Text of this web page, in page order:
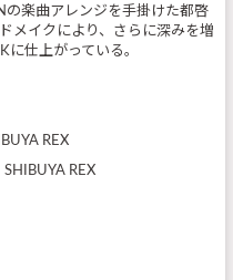
の楽曲アレンジを手掛けた都啓
メイクにより、さらに深みを増
に仕上がっている。
REX
REX